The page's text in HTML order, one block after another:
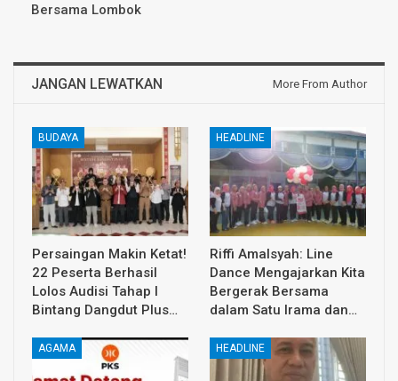
Bersama Lombok
JANGAN LEWATKAN More From Author
BUDAYA
Persaingan Makin Ketat!
22 Peserta Berhasil
Lolos Audisi Tahap I
Bintang Dangdut Plus…
HEADLINE
Riffi Amalsyah: Line
Dance Mengajarkan Kita
Bergerak Bersama
dalam Satu Irama dan…
AGAMA HEADLINE